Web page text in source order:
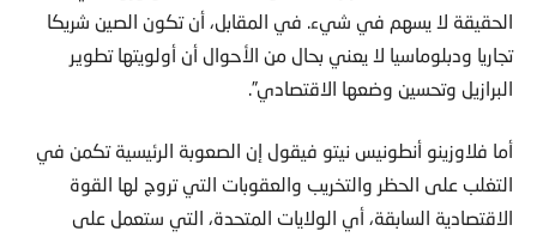
الحقيقة لا يسهم في شيء. في المقابل، أن تكون الصين شريكا
تجاريا ودبلوماسيا لا يعني بحال من الأحوال أن أولويتها تطوير
البرازيل وتحسين وضعها الاقتصادي”.
أما فلاوزينو أنطونيس نيتو فيقول إن الصعوبة الرئيسية تكمن في
التغلب على الحظر والتخريب والعقوبات التي تروج لها القوة
الاقتصادية السابقة، أي الولايات المتحدة، التي ستعمل على